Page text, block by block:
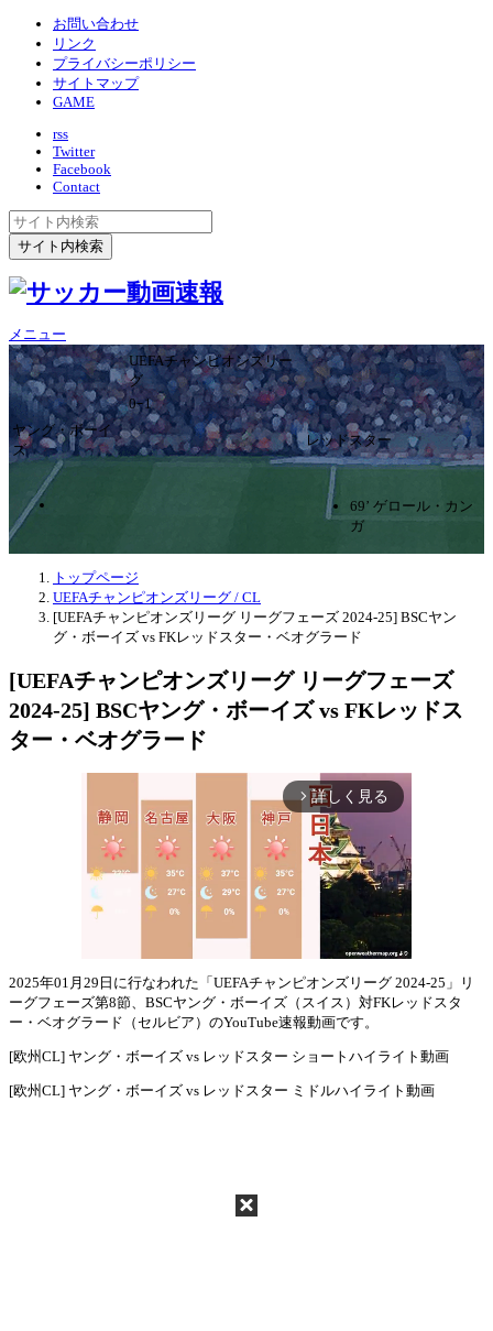
お問い合わせ
リンク
プライバシーポリシー
サイトマップ
GAME
rss
Twitter
Facebook
Contact
メニュー
UEFAチャンピオンズリー
グ
0ｰ1
ヤング・ボーイ
ズ
レッドスター
69’ ゲロール・カン
ガ
トップページ
UEFAチャンピオンズリーグ / CL
[UEFAチャンピオンズリーグ リーグフェーズ 2024-25] BSCヤン
グ・ボーイズ vs FKレッドスター・ベオグラード
[UEFAチャンピオンズリーグ リーグフェーズ
2024-25] BSCヤング・ボーイズ vs FKレッドス
ター・ベオグラード
arrow_forward_ios 詳しく見る
Mute
2025年01月29日に行なわれた「UEFAチャンピオンズリーグ 2024-25」リ
ーグフェーズ第8節、BSCヤング・ボーイズ（スイス）対FKレッドスタ
ー・ベオグラード（セルビア）のYouTube速報動画です。
[欧州CL] ヤング・ボーイズ vs レッドスター ショートハイライト動画
[欧州CL] ヤング・ボーイズ vs レッドスター ミドルハイライト動画